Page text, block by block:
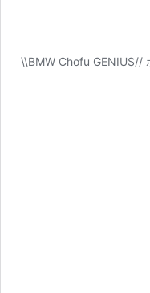
\\BMW Chofu GENIUS//